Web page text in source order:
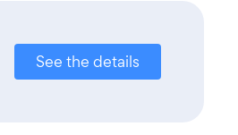
See the details